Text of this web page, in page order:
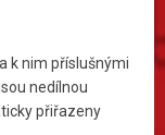
k nim příslušnými
nedílnou
přiřazeny